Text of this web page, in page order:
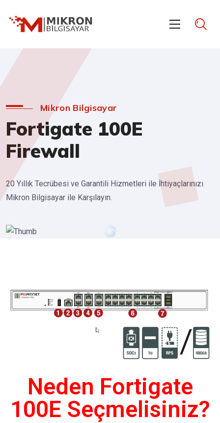
Mikron Bilgisayar
Fortigate 100E
Firewall
20 Yıllık Tecrübesi ve Garantili Hizmetleri ile İhtiyaçlarınızı
Mikron Bilgisayar ile Karşılayın.
Neden Fortigate
100E Seçmelisiniz?